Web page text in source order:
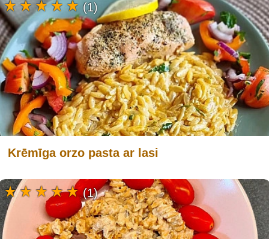
Krēmīga orzo pasta ar lasi
(1)
(1)